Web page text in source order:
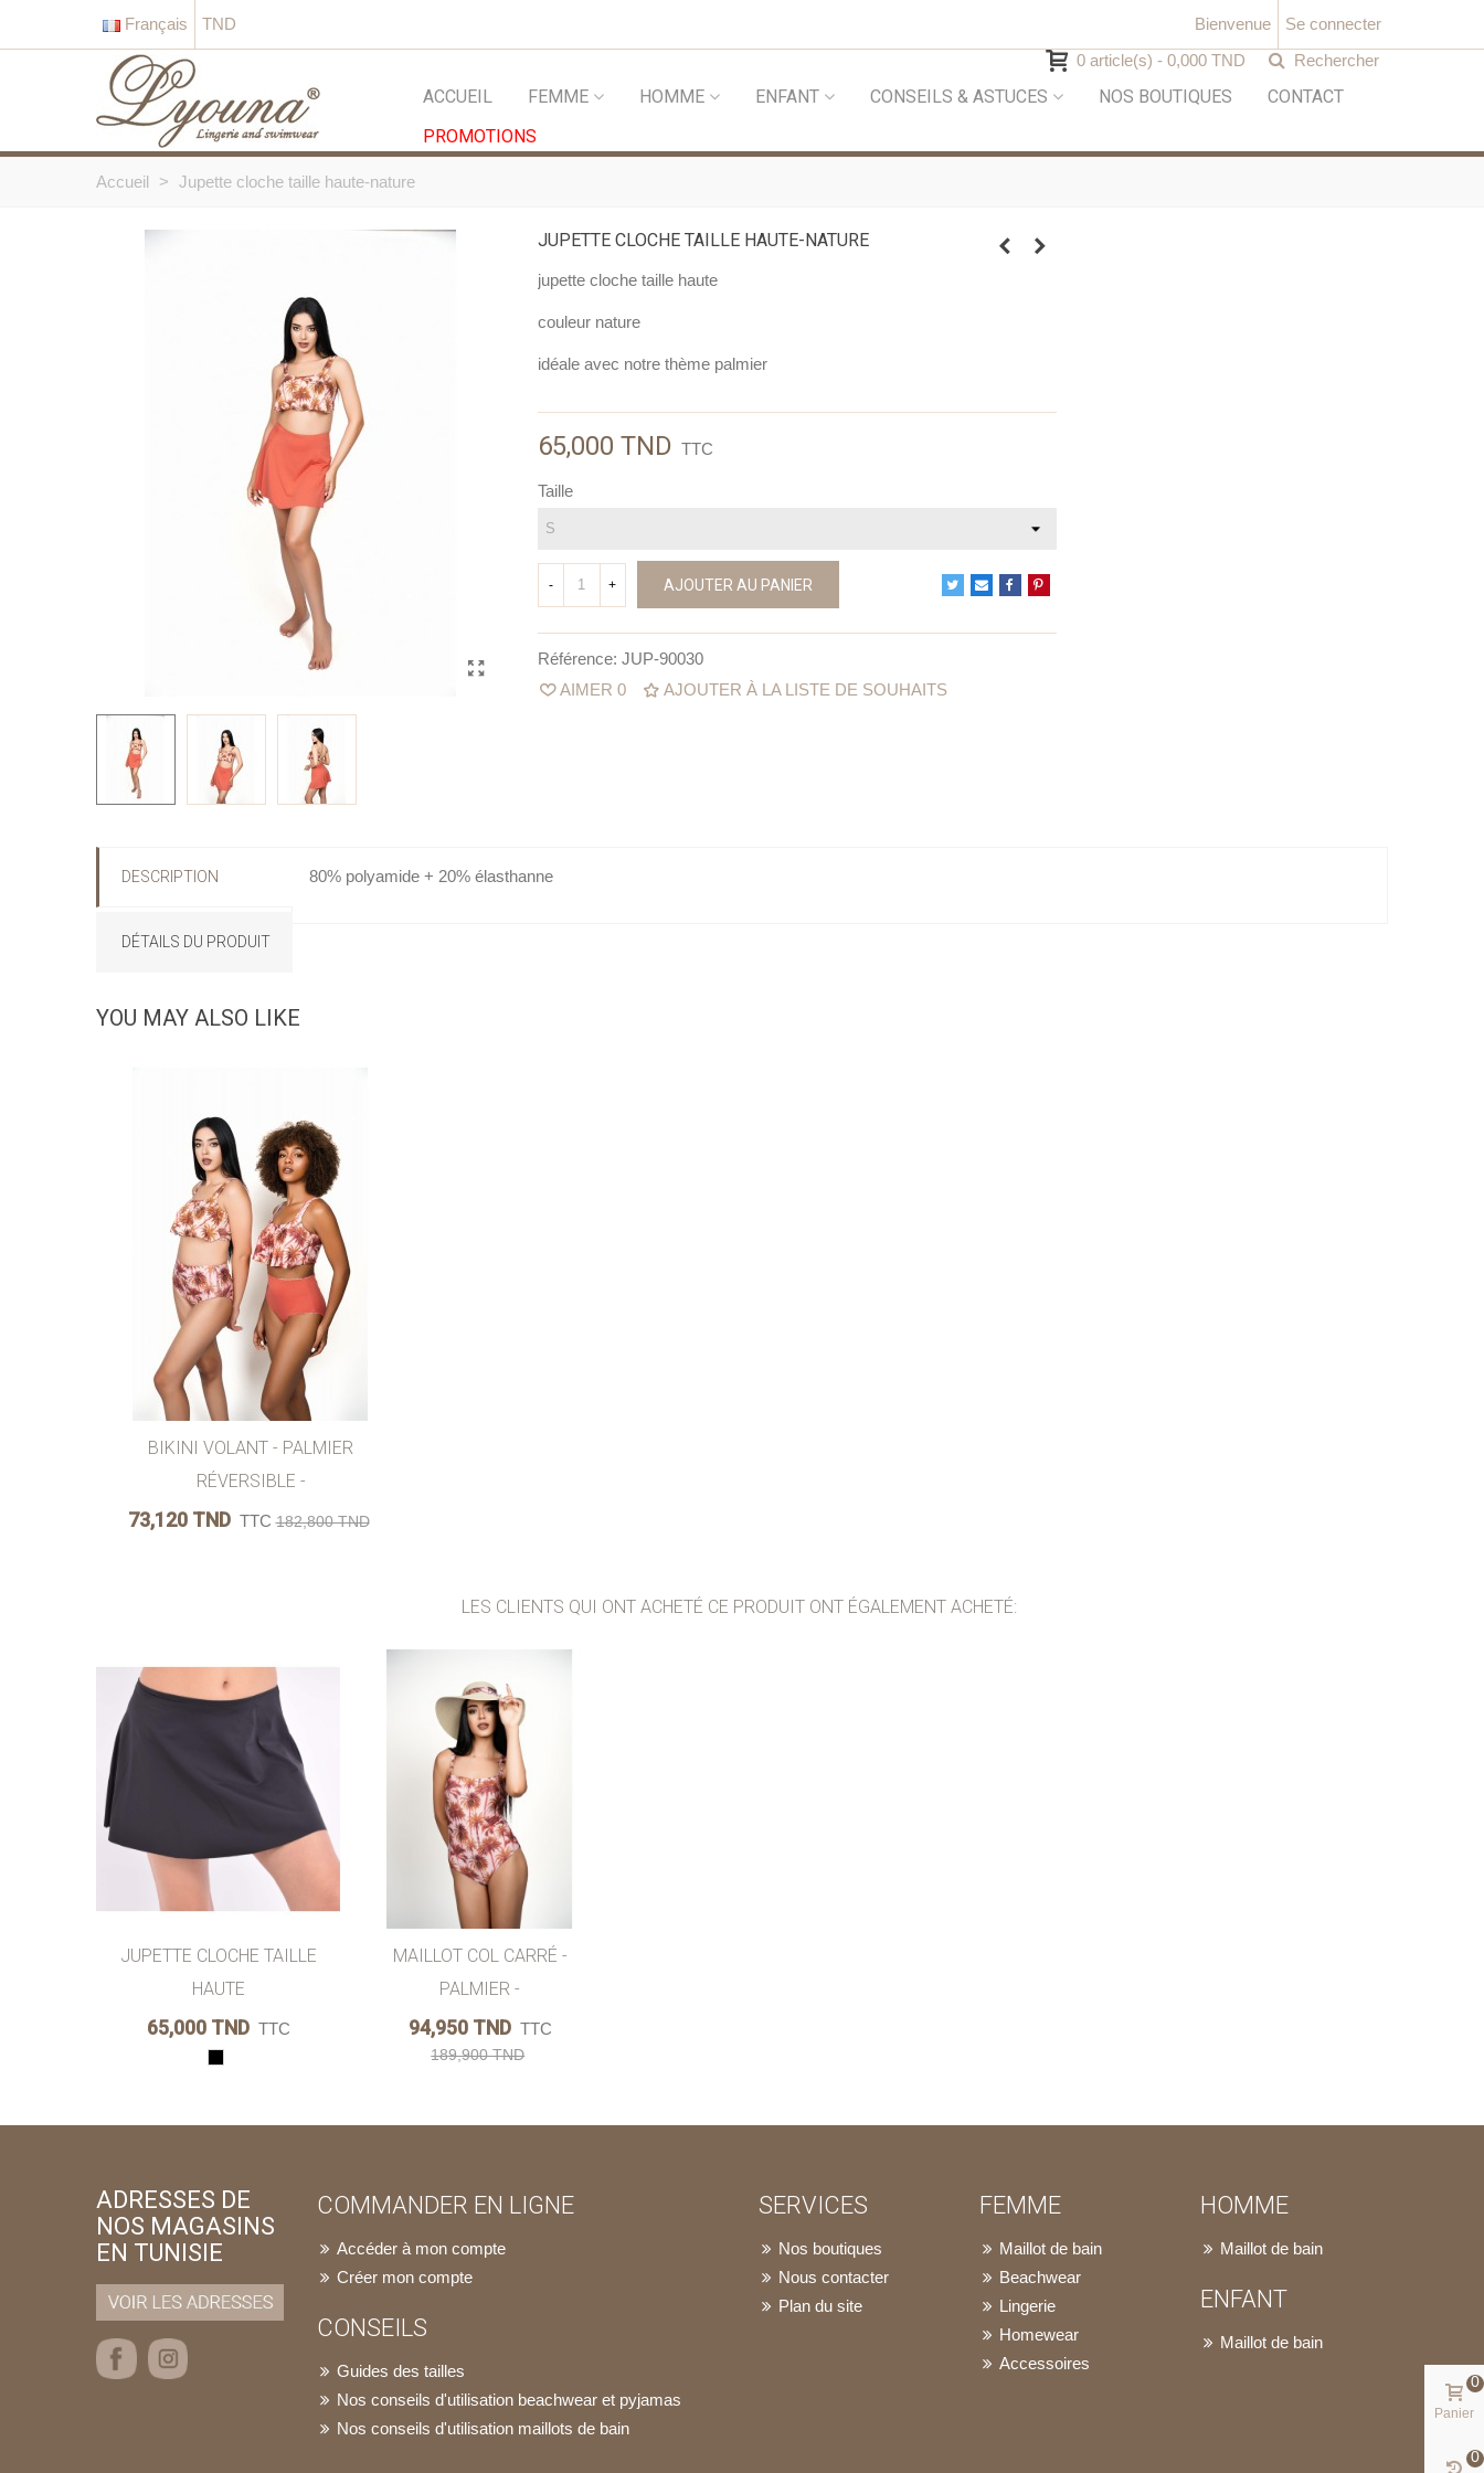
Français TND Bienvenue
Se connecter
0 article(s) - 0,000 TND Rechercher
ACCUEIL FEMME HOMME ENFANT CONSEILS & ASTUCES NOS BOUTIQUES
CONTACT
PROMOTIONS
Accueil > Jupette cloche taille haute-nature
JUPETTE CLOCHE TAILLE HAUTE-NATURE
jupette cloche taille haute
couleur nature
idéale avec notre thème palmier
65,000 TND TTC
Taille
- + AJOUTER AU PANIER
Référence: JUP-90030
AIMER 0 AJOUTER À LA LISTE DE SOUHAITS
DESCRIPTION
DÉTAILS DU PRODUIT
80% polyamide + 20% élasthanne
YOU MAY ALSO LIKE
AJOUTER AU PANIER AIMER
BIKINI VOLANT - PALMIER
RÉVERSIBLE -
73,120 TND TTC 182,800 TND
LES CLIENTS QUI ONT ACHETÉ CE PRODUIT ONT ÉGALEMENT ACHETÉ:
AJOUTER AU PANIER AIMER
JUPETTE CLOCHE TAILLE
HAUTE
65,000 TND TTC
AJOUTER AU PANIER AIMER
MAILLOT COL CARRÉ -
PALMIER -
94,950 TND TTC
189,900 TND
ADRESSES DE
NOS MAGASINS
EN TUNISIE
COMMANDER EN LIGNE
Accéder à mon compte
Créer mon compte
CONSEILS
Guides des tailles
Nos conseils d'utilisation beachwear et pyjamas
Nos conseils d'utilisation maillots de bain
SERVICES
Nos boutiques
Nous contacter
Plan du site
FEMME
Maillot de bain
Beachwear
Lingerie
Homewear
Accessoires
HOMME
Maillot de bain
ENFANT
Maillot de bain
Panier
0
0